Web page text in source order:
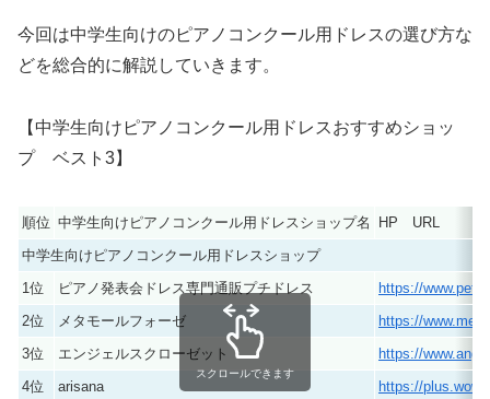
今回は中学生向けのピアノコンクール用ドレスの選び方な
どを総合的に解説していきます。
【中学生向けピアノコンクール用ドレスおすすめショッ
プ ベスト3】
順位 中学生向けピアノコンクール用ドレスショップ名
HP URL
中学生向けピアノコンクール用ドレスショップ
1位
ピアノ発表会ドレス専門通販プチドレス
https://
2位
メタモールフォーゼ
https://
3位
エンジェルスクローゼット
https://
4位
arisana
https://
スクロールできます